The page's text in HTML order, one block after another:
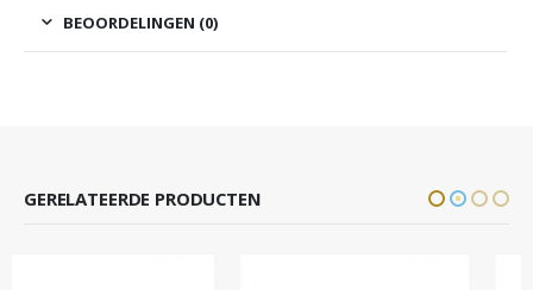
BEOORDELINGEN (0)
GERELATEERDE PRODUCTEN